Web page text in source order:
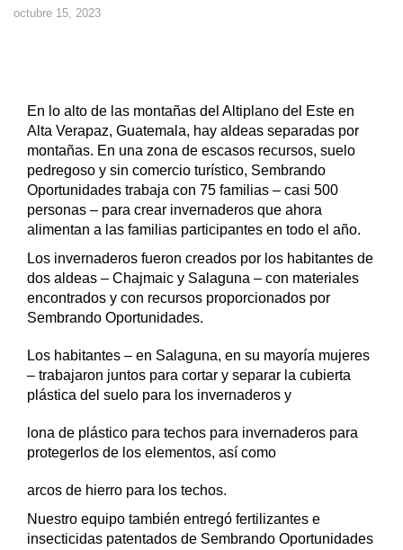
octubre 15, 2023
En lo alto de las montañas del Altiplano del Este en
Alta Verapaz, Guatemala, hay aldeas separadas por
montañas. En una zona de escasos recursos, suelo
pedregoso y sin comercio turístico, Sembrando
Oportunidades trabaja con 75 familias – casi 500
personas – para crear invernaderos que ahora
alimentan a las familias participantes en todo el año.
Los invernaderos fueron creados por los habitantes de
dos aldeas – Chajmaic y Salaguna – con materiales
encontrados y con recursos proporcionados por
Sembrando Oportunidades.
Los habitantes – en Salaguna, en su mayoría mujeres
– trabajaron juntos para cortar y separar la cubierta
plástica del suelo para los invernaderos y
lona de plástico para techos para invernaderos para
protegerlos de los elementos, así como
arcos de hierro para los techos.
Nuestro equipo también entregó fertilizantes e
insecticidas patentados de Sembrando Oportunidades